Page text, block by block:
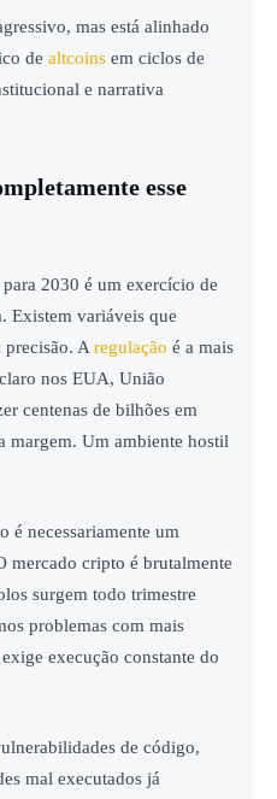
mas está alinhado
de altcoins em ciclos de
e narrativa
esse
2030 é um exercício de
Existem variáveis que
precisão. Aregulação é a mais
nos EUA, União
centenas de bilhões em
margem. Um ambiente hostil
é necessariamente um
mercado cripto é brutalmente
surgem todo trimestre
problemas com mais
execução constante do
de código,
mal executados já